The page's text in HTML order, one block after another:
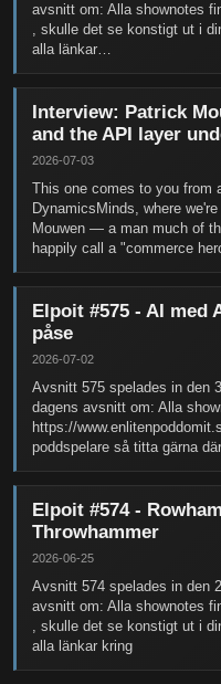
avsnitt om: Alla shownotes
, skulle det se konstigt ut i
alla länkar…
Interview: Patrick
and the API layer
2026-07-03
This one comes to you from
DynamicsMinds, where
Mouwen — a man much of
happily call a "commerce
Elpoit #575 - AI med
påse
2026-07-02
Avsnitt 575 spelades in den
dagens avsnitt om: Alla
https://
poddspelare så titta gärna
Elpoit #574 -
Throwhammer
2026-06-25
Avsnitt 574 spelades in den
avsnitt om: Alla shownotes
, skulle det se konstigt ut i
alla länkar kring